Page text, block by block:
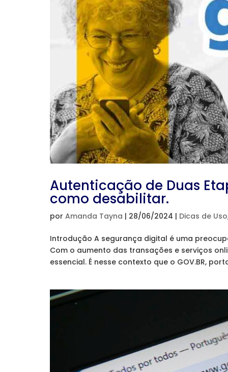
Autenticação de Duas
como desabilitar.
por Amanda Tayna | 28/06/2024 | Dicas de Uso
Introdução A segurança digital é uma
Com o aumento das transações e serviços
essencial. É nesse contexto que o GOV.BR,